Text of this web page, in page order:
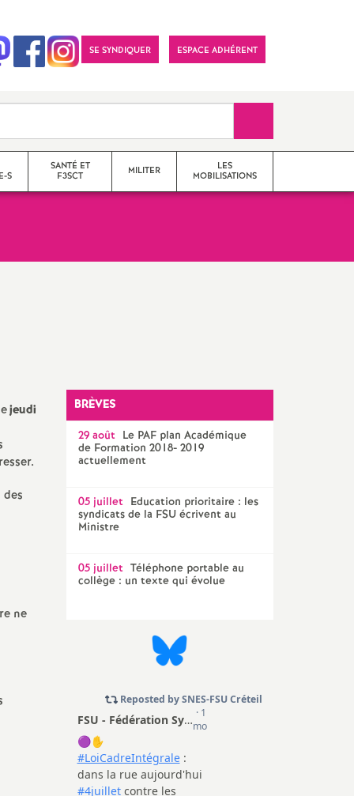
SE SYNDIQUER ESPACE ADHÉRENT
S
SANTÉ ET
F3SCT
MILITER
outils pour les militant-e-s
GroupeLGBTQIA +
LES
MOBILISATIONS
jeudi
ne
BRÈVES
29 août Le PAFplan Académique
de Formation 2018- 2019
actuellement
05 juillet Education prioritaire : les
syndicats de la FSUécrivent au
Ministre
05 juillet Téléphone portable au
collège : un texte qui évolue